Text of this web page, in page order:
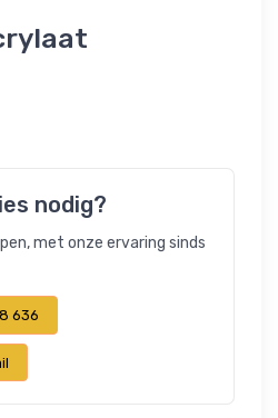
nodig?
met onze ervaring sinds
636